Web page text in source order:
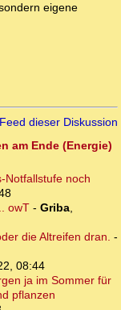
eigene
dieser Diskussion
am Ende (Energie)
Notfallstufe noch
owT- Griba,
die Altreifen dran. -
08:44
ja im Sommer für
pflanzen